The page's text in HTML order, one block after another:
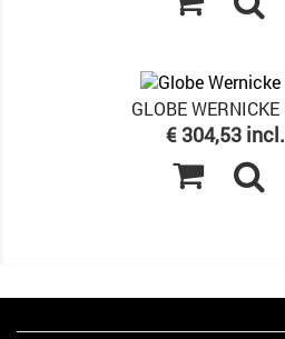
GLOBE
Prijs
€ 304,53